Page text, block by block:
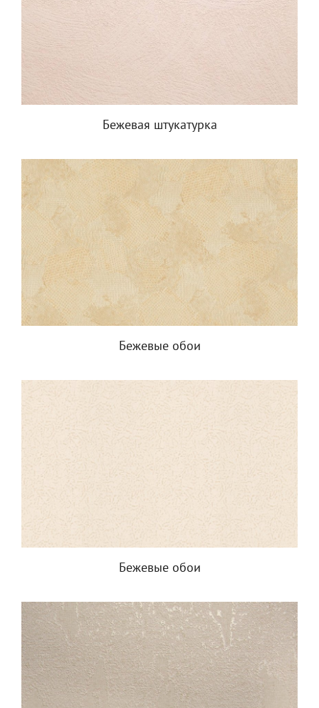
Бежевая штукатурка
Бежевые обои
Бежевые обои